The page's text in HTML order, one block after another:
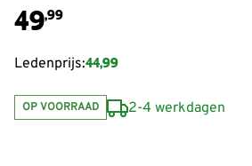
49,99
Ledenprijs:44,99
OP VOORRAAD 2-4 werkdagen